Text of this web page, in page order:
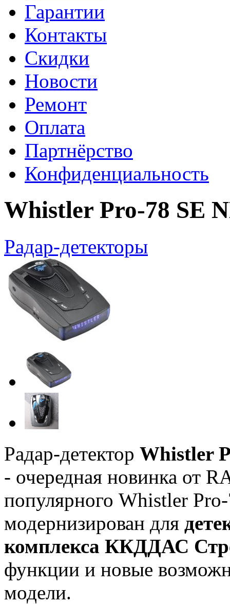
Гарантии
Контакты
Скидки
Новости
Ремонт
Оплата
Партнёрство
Конфиденциальность
Whistler Pro-78 SE
Радар-детекторы
Радар-детектор Whistler
- очередная новинка от
популярного Whistler
модернизирован для
комплекса ККДДАС
функции и новые
модели.